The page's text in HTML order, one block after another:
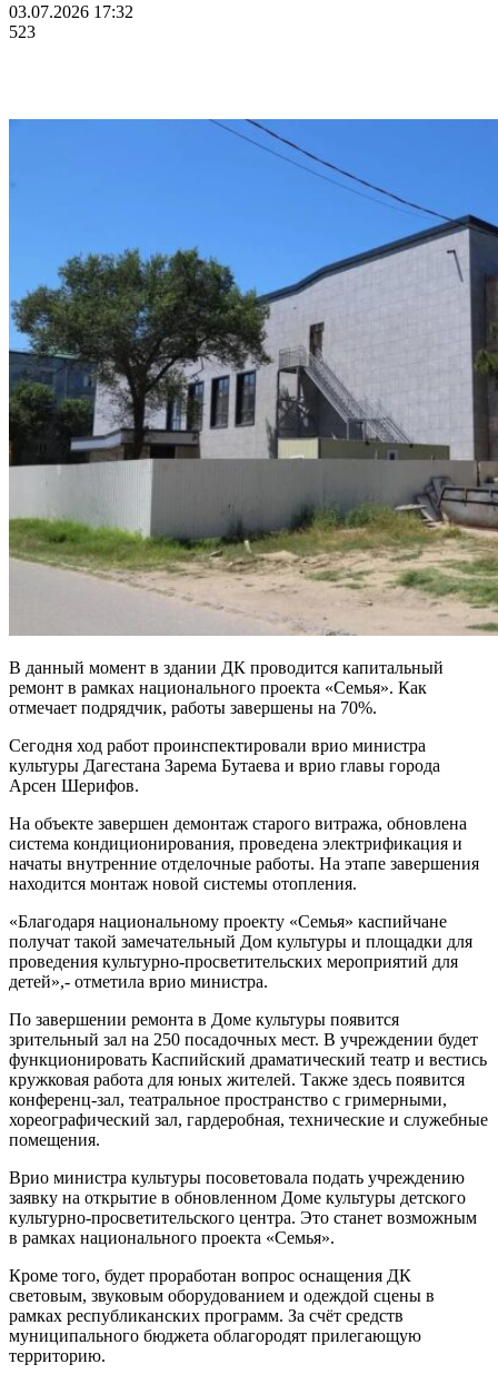
03.07.2026 17:32
523
В данный момент в здании ДК проводится капитальный
ремонт в рамках национального проекта «Семья». Как
отмечает подрядчик, работы завершены на 70%.
Сегодня ход работ проинспектировали врио министра
культуры Дагестана Зарема Бутаева и врио главы города
Арсен Шерифов.
На объекте завершен демонтаж старого витража, обновлена
система кондиционирования, проведена электрификация и
начаты внутренние отделочные работы. На этапе завершения
находится монтаж новой системы отопления.
«Благодаря национальному проекту «Семья» каспийчане
получат такой замечательный Дом культуры и площадки для
проведения культурно-просветительских мероприятий для
детей»,- отметила врио министра.
По завершении ремонта в Доме культуры появится
зрительный зал на 250 посадочных мест. В учреждении будет
функционировать Каспийский драматический театр и вестись
кружковая работа для юных жителей. Также здесь появится
конференц-зал, театральное пространство с гримерными,
хореографический зал, гардеробная, технические и служебные
помещения.
Врио министра культуры посоветовала подать учреждению
заявку на открытие в обновленном Доме культуры детского
культурно-просветительского центра. Это станет возможным
в рамках национального проекта «Семья».
Кроме того, будет проработан вопрос оснащения ДК
световым, звуковым оборудованием и одеждой сцены в
рамках республиканских программ. За счёт средств
муниципального бюджета облагородят прилегающую
территорию.